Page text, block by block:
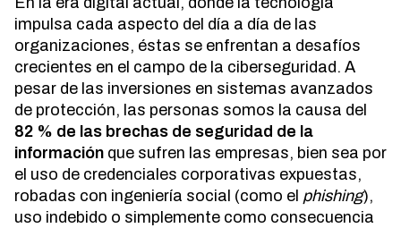
impulsa cada aspecto del día a día de las
organizaciones, éstas se enfrentan a desafíos
crecientes en el campo de la ciberseguridad. A
pesar de las inversiones en sistemas avanzados
de protección, las personas somos la causa del
82 % de las brechas de seguridad de la
información que sufren las empresas, bien sea por
el uso de credenciales corporativas expuestas,
robadas con ingeniería social (como el phishing),
uso indebido o simplemente como consecuencia